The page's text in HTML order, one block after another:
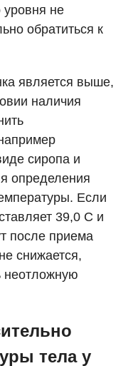
уровня не
обратиться к
является выше,
наличия
сиропа и
определения
Если
39,0 С и
после приема
снижается,
неотложную
тела у